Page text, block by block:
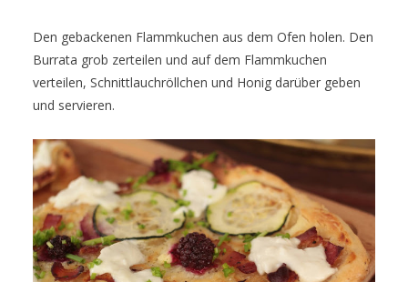
Den gebackenen Flammkuchen aus dem Ofen holen. Den
Burrata grob zerteilen und auf dem Flammkuchen
verteilen, Schnittlauchröllchen und Honig darüber geben
und servieren.